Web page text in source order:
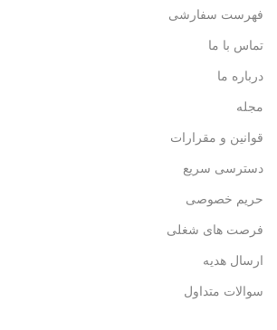
فهرست سفارشی
تماس با ما
درباره ما
مجله
قوانین و مقرارات
دسترسی سریع
حریم خصوصی
فرصت های شغلی
ارسال هدیه
سوالات متداول